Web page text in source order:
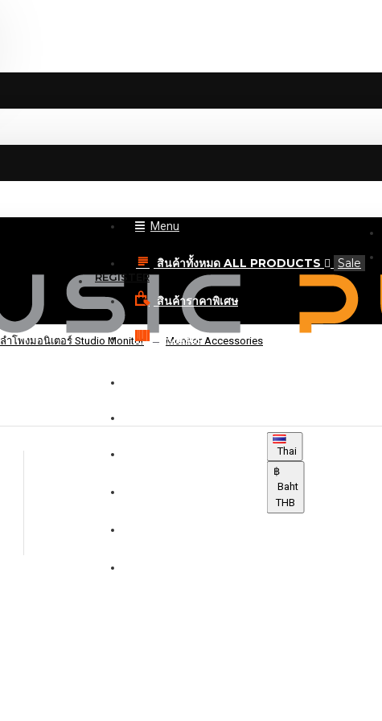
Thai
฿
Baht
THB
Menu
สินค้าทั้งหมด ALL PRODUCTS Sale
สินค้าราคาพิเศษ
BRANDS
REGISTER
ลำโพงมอนิเตอร์ Studio Monitor Monitor Accessories